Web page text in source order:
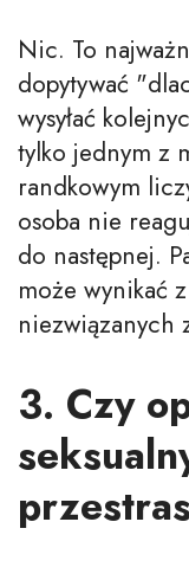
Nic. To
dopytywać
wysyłać
tylko jednym z
randkowym
osoba nie
do następnej.
może wynikać
niezwiązanych
3. Czy